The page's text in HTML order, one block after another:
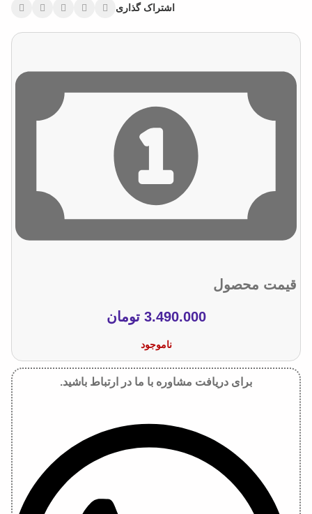
اشتراک گذاری
قیمت محصول
3.490.000 تومان
ناموجود
برای دریافت مشاوره با ما در ارتباط باشید.